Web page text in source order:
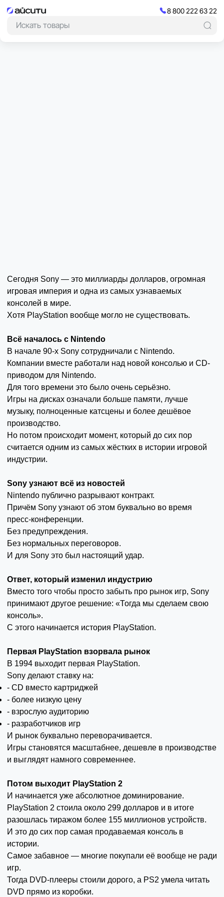
8 800 222 63 22
Сегодня Sony — это миллиарды долларов, огромная
игровая империя и одна из самых узнаваемых
консолей в мире.
Хотя PlayStation вообще могло не существовать.
Всё началось с Nintendo
В начале 90-х Sony сотрудничали с Nintendo.
Компании вместе работали над новой консолью и CD-
приводом для Nintendo.
Для того времени это было очень серьёзно.
Игры на дисках означали больше памяти, лучше
музыку, полноценные катсцены и более дешёвое
производство.
Но потом происходит момент, который до сих пор
считается одним из самых жёстких в истории игровой
индустрии.
Sony узнают всё из новостей
Nintendo публично разрывают контракт.
Причём Sony узнают об этом буквально во время
пресс-конференции.
Без предупреждения.
Без нормальных переговоров.
И для Sony это был настоящий удар.
Ответ, который изменил индустрию
Вместо того чтобы просто забыть про рынок игр, Sony
принимают другое решение: «Тогда мы сделаем свою
консоль».
С этого начинается история PlayStation.
Первая PlayStation взорвала рынок
В 1994 выходит первая PlayStation.
Sony делают ставку на:
- CD вместо картриджей
- более низкую цену
- взрослую аудиторию
- разработчиков игр
И рынок буквально переворачивается.
Игры становятся масштабнее, дешевле в производстве
и выглядят намного современнее.
Потом выходит PlayStation 2
И начинается уже абсолютное доминирование.
PlayStation 2 стоила около 299 долларов и в итоге
разошлась тиражом более 155 миллионов устройств.
И это до сих пор самая продаваемая консоль в
истории.
Самое забавное — многие покупали её вообще не ради
игр.
Тогда DVD-плееры стоили дорого, а PS2 умела читать
DVD прямо из коробки.